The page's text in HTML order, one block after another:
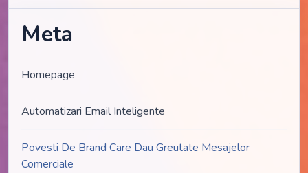
Meta
Homepage
Automatizari Email Inteligente
Povesti De Brand Care Dau Greutate Mesajelor
Comerciale